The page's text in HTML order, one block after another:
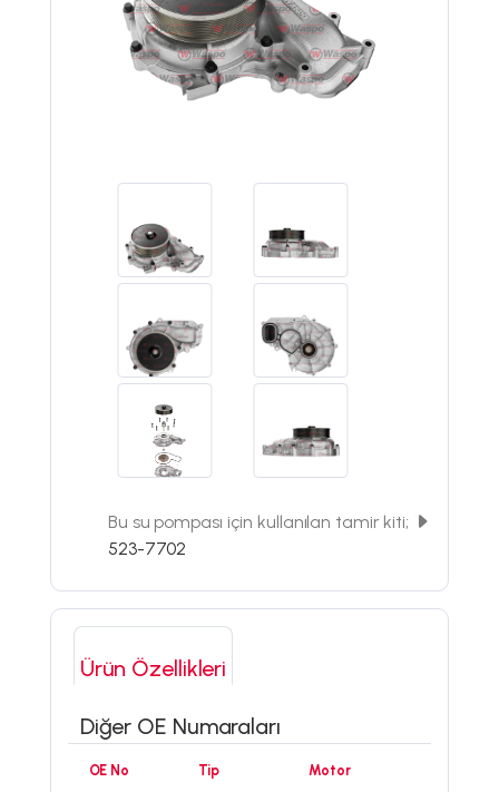
Bu su pompası için kullanılan tamir kiti;
523-7702
Ürün Özellikleri
Diğer OE Numaraları
OE No Tip Motor